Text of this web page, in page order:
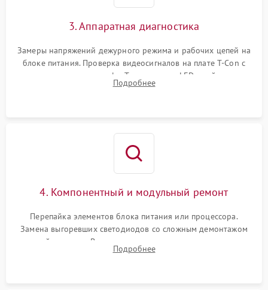
3. Аппаратная диагностика
Замеры напряжений дежурного режима и рабочих цепей на
блоке питания. Проверка видеосигналов на плате T-Con с
помощью осциллографа. Тестирование LED-драйвера и
светодиодных планок подсветки мультиметром.
Подробнее
4. Компонентный и модульный ремонт
Перепайка элементов блока питания или процессора.
Замена выгоревших светодиодов со сложным демонтажом
хрупкой матрицы. Восстановление поврежденных дорожек,
прошивка микросхем памяти EEPROM
Подробнее